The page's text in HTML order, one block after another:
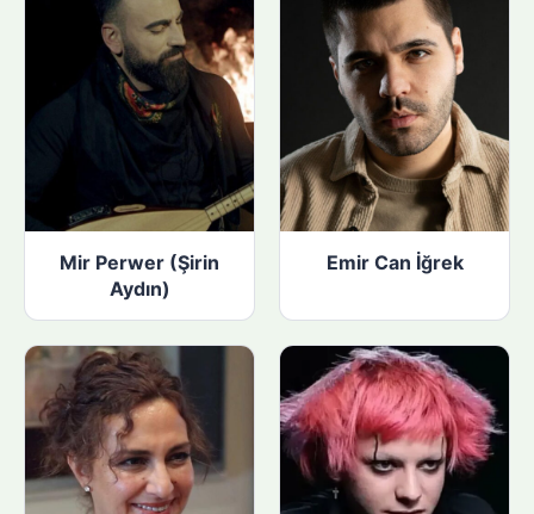
Mir Perwer (Şirin
Aydın)
Emir Can İğrek